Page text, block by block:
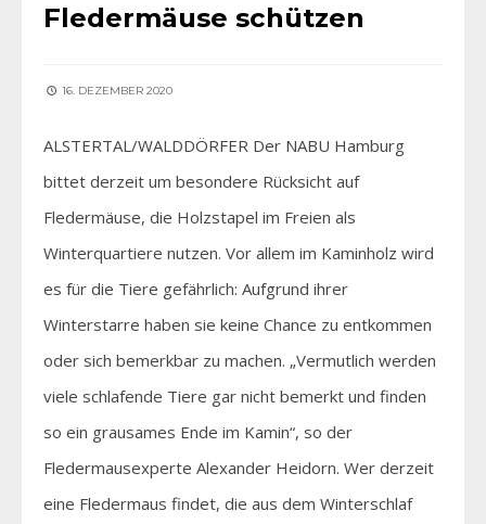
Fledermäuse schützen
16. DEZEMBER 2020
ALSTERTAL/WALDDÖRFER Der NABU Hamburg
bittet derzeit um besondere Rücksicht auf
Fledermäuse, die Holzstapel im Freien als
Winterquartiere nutzen. Vor allem im Kaminholz wird
es für die Tiere gefährlich: Aufgrund ihrer
Winterstarre haben sie keine Chance zu entkommen
oder sich bemerkbar zu machen. „Vermutlich werden
viele schlafende Tiere gar nicht bemerkt und finden
so ein grausames Ende im Kamin“, so der
Fledermausexperte Alexander Heidorn. Wer derzeit
eine Fledermaus findet, die aus dem Winterschlaf